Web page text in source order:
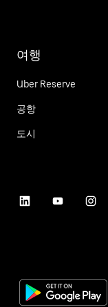
여행
Uber Reserve
공항
도시